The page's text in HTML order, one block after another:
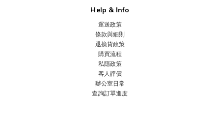
Help & Info
運送政策
條款與細則
退換貨政策
購買流程
私隱政策
客人評價
辦公室日常
查詢訂單進度